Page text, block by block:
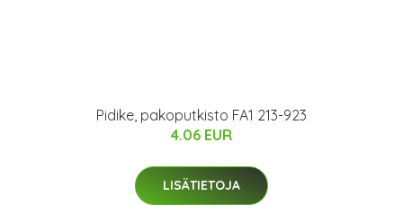
Pidike, pakoputkisto FA1 213-923
4.06 EUR
LISÄTIETOJA